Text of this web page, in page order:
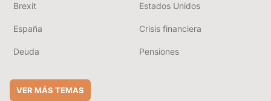
Brexit Estados Unidos
España Crisis financiera
Deuda Pensiones
VER MÁS TEMAS